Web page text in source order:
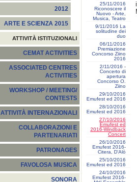
2012
ARTE E SCIENZA 2015
ATTIVITÀ ISTITUZIONALI
CEMAT ACTIVITIES
ASSOCIATED CENTRES
ACTIVITIES
WORKSHOP / MEETING/
CONTESTS
ATTIVITÀ INTERNAZIONALI
COLLABORAZIONI E
PARTENARIATI
PATRONAGES
FAVOLOSA MUSICA
SONORA
25/11/2016
Riconoscere il
Nuovo - Arte,
Musica, Teatro
9/11/2016 La
solitudine dei
duo
06/11/2016
Premiazione
Concorso Ziino
2016
2/11/2016 -
Concerto di
apertura
Concorso O.
Ziino
29/10/2016
Emufest ed 2016
28/10/2016
Emufest ed 2016
27/10/2016
Emufest ed
2016-Windback
Concert
26/10/2016
Emufest 2016-
Citera, D'Alò
25/10/2016
Emufest ed 2016
24/10/2016
Emufest 2016-